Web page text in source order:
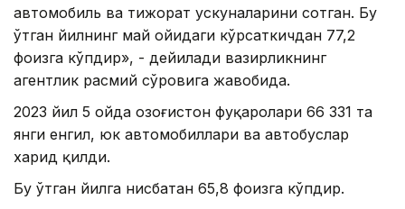
автомобиль ва тижорат ускуналарини сотган. Бу
ўтган йилнинг май ойидаги кўрсаткичдан 77,2
фоизга кўпдир», - дейилади вазирликнинг
агентлик расмий сўровига жавобида.
2023 йил 5 ойда Қозоғистон фуқаролари 66 331 та
янги енгил, юк автомобиллари ва автобуслар
харид қилди.
Бу ўтган йилга нисбатан 65,8 фоизга кўпдир.